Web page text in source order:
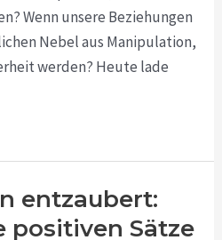
Wenn unsere Beziehungen
Nebel aus Manipulation,
werden? Heute lade
entzaubert:
positiven Sätze